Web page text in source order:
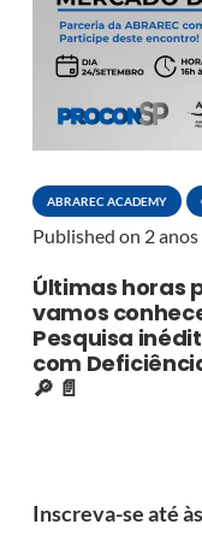
ABRAREC ACADEMY
Published on 2
Últimas horas
vamos
Pesquisa
com
🔎 📄
Inscreva-se até